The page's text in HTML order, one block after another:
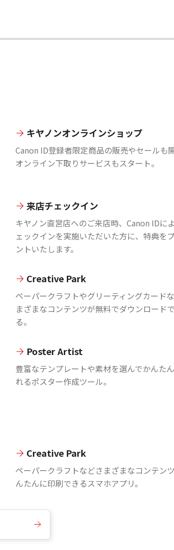
キヤノンオンラインショップ
Canon ID登録者限定商品の販売やセールも開
オンライン下取りサービスもスタート。
来店チェックイン
キヤノン直営店へのご来店時、Canon IDに
ェックインを実施いただいた方に、特典を
ントいたします。
Creative Park
ペーパークラフトやグリーティングカード
まざまなコンテンツが無料でダウンロード
る。
Poster Artist
豊富なテンプレートや素材を選んでかんた
れるポスター作成ツール。
Creative Park
ペーパークラフトなどさまざまなコンテン
んたんに印刷できるスマホアプリ。